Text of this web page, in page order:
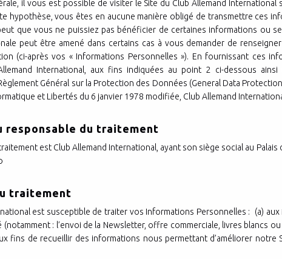
il vous est possible de visiter le Site du Club Allemand
hypothèse, vous êtes en aucune manière obligé de transmettre ces
que vous ne puissiez pas bénéficier de certaines informations ou
peut être amené dans certains cas à vous demander de
(ci-après vos « Informations Personnelles »). En fournissant ces
International, aux fins indiquées au point 2 ci-dessous
Général sur la Protection des Données (General Data
et Libertés du 6 janvier 1978 modifiée, Club Allemand
responsable du traitement
est Club Allemand International, ayant son siège social au Palais
traitement
est susceptible de traiter vos Informations Personnelles : (a)
(notamment : l’envoi de la Newsletter, offre commerciale, livres blancs
fins de recueillir des informations nous permettant d’améliorer notre